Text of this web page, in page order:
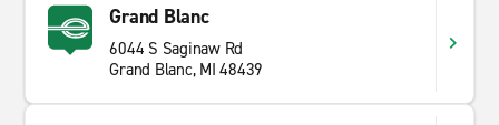
Grand Blanc
6044 S Saginaw Rd
Grand Blanc, MI 48439